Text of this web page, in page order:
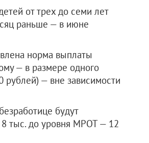
от трех до семи лет
раньше — в июне
норма выплаты
— в размере одного
— вне зависимости
будут
тыс. до уровня МРОТ — 12